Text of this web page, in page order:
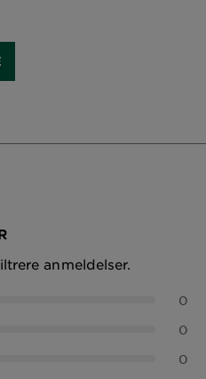
anmeldelser.
0
0
0